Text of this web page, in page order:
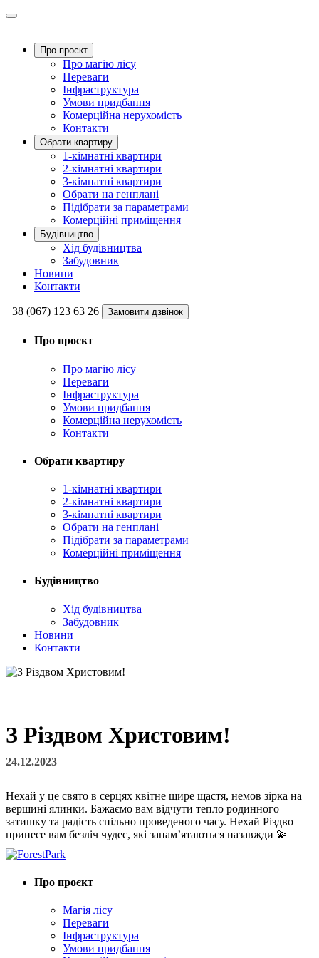
Про проєкт
Про магію ліcу
Переваги
Інфраструктура
Умови придбання
Комерційна нерухомість
Контакти
Обрати квартиру
1-кімнатні квартири
2-кімнатні квартири
3-кімнатні квартири
Обрати на генплані
Підібрати за параметрами
Комерційні приміщення
Будівництво
Хід будівництва
Забудовник
Новини
Контакти
+38 (067) 123 63 26 Замовити дзвінок
Про проєкт
Про магію ліcу
Переваги
Інфраструктура
Умови придбання
Комерційна нерухомість
Контакти
Обрати квартиру
1-кімнатні квартири
2-кімнатні квартири
3-кімнатні квартири
Обрати на генплані
Підібрати за параметрами
Комерційні приміщення
Будівництво
Хід будівництва
Забудовник
Новини
Контакти
З Різдвом Христовим!
24.12.2023
Нехай у це свято в серцях квітне щире щастя, немов зірка на
вершині ялинки. Бажаємо вам відчути тепло родинного
затишку та радість спільно проведеного часу. Нехай Різдво
принесе вам безліч чудес, які запам’ятаються назавжди 💫
Про проєкт
Магія лісу
Переваги
Інфраструктура
Умови придбання